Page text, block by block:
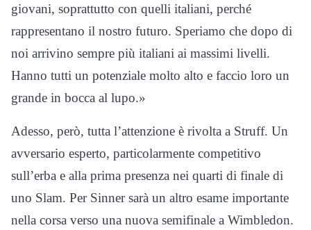
giovani, soprattutto con quelli italiani, perché
rappresentano il nostro futuro. Speriamo che dopo di
noi arrivino sempre più italiani ai massimi livelli.
Hanno tutti un potenziale molto alto e faccio loro un
grande in bocca al lupo.»
Adesso, però, tutta l’attenzione è rivolta a Struff. Un
avversario esperto, particolarmente competitivo
sull’erba e alla prima presenza nei quarti di finale di
uno Slam. Per Sinner sarà un altro esame importante
nella corsa verso una nuova semifinale a Wimbledon.